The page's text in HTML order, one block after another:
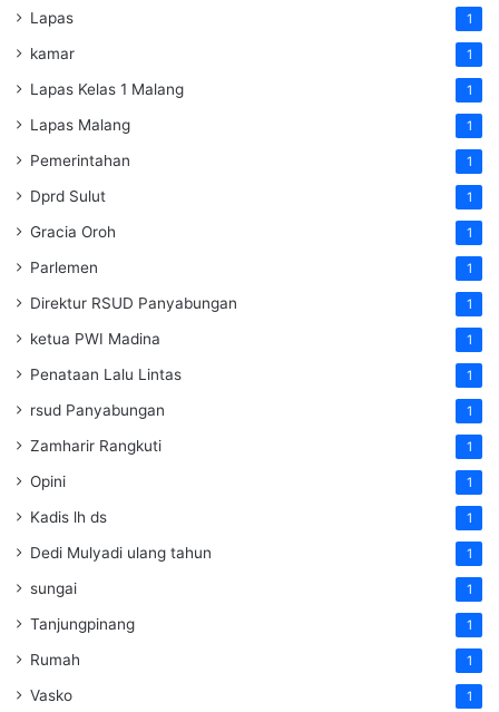
Lapas 1
kamar 1
Lapas Kelas 1 Malang 1
Lapas Malang 1
Pemerintahan 1
Dprd Sulut 1
Gracia Oroh 1
Parlemen 1
Direktur RSUD Panyabungan 1
ketua PWI Madina 1
Penataan Lalu Lintas 1
rsud Panyabungan 1
Zamharir Rangkuti 1
Opini 1
Kadis lh ds 1
Dedi Mulyadi ulang tahun 1
sungai 1
Tanjungpinang 1
Rumah 1
Vasko 1